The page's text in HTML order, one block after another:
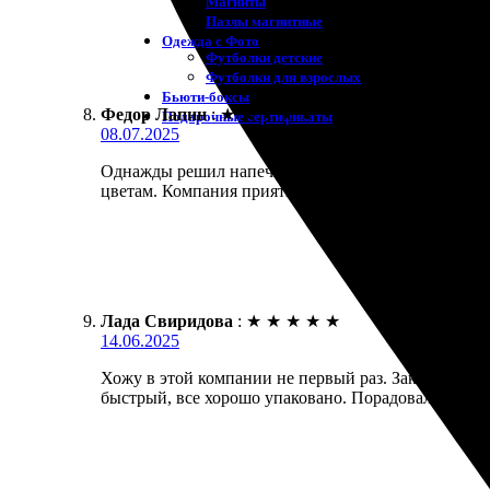
Пазлы магнитные
Одежда с Фото
Футболки детские
Футболки для взрослых
Бьюти-боксы
Подарочные сертификаты
Федор Лапин : ★ ★ ★ ★ ★
08.07.2025
Однажды решил напечатать календари. Процесс
цветам. Компания приятно удивила!
Лада Свиридова : ★ ★ ★ ★ ★
14.06.2025
Хожу в этой компании не первый раз. Заказала
быстрый, все хорошо упаковано. Порадовала